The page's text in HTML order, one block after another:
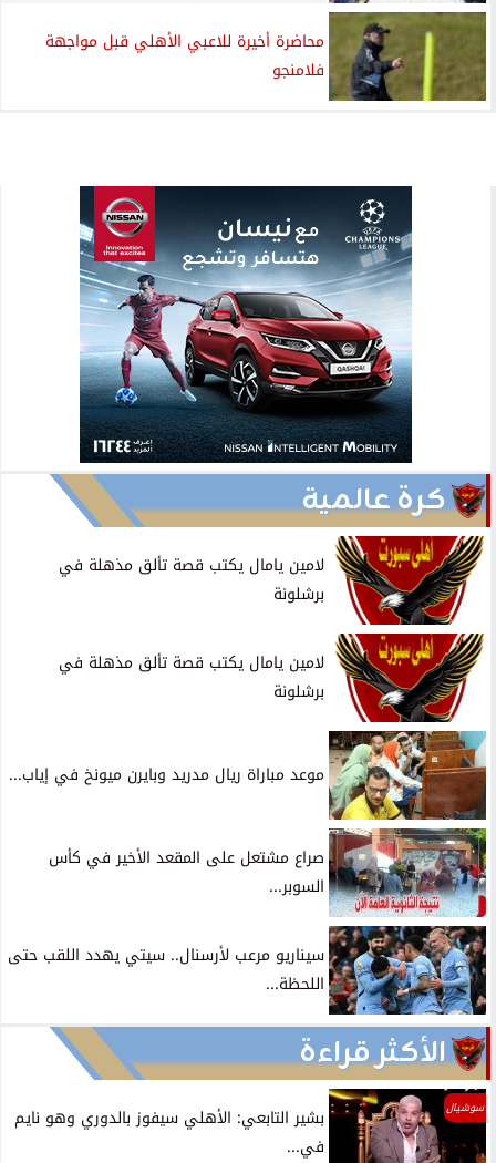
محاضرة أخيرة للاعبي الأهلي قبل مواجهة
فلامنجو
كرة عالمية
لامين يامال يكتب قصة تألق مذهلة في
برشلونة
لامين يامال يكتب قصة تألق مذهلة في
برشلونة
موعد مباراة ريال مدريد وبايرن ميونخ في إياب...
صراع مشتعل على المقعد الأخير في كأس
السوبر...
سيناريو مرعب لأرسنال.. سيتي يهدد اللقب حتى
اللحظة...
الأكثر قراءة
سوشيال
بشير التابعي: الأهلي سيفوز بالدوري وهو نايم
في...